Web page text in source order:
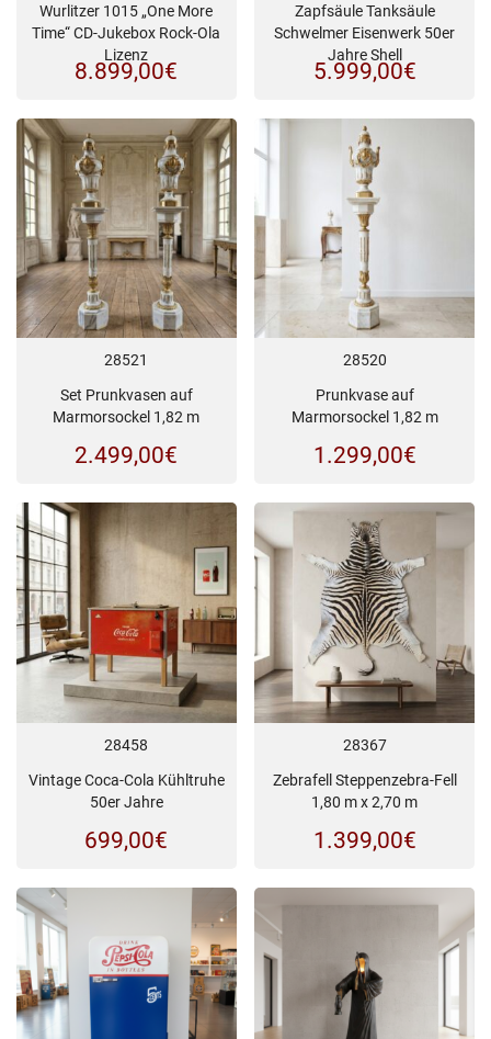
Wurlitzer 1015 „One More
Time“ CD-Jukebox Rock-Ola
Lizenz
8.899,00€
Zapfsäule Tanksäule
Schwelmer Eisenwerk 50er
Jahre Shell
5.999,00€
28521
Set Prunkvasen auf
Marmorsockel 1,82 m
2.499,00€
28520
Prunkvase auf
Marmorsockel 1,82 m
1.299,00€
28458
Vintage Coca-Cola Kühltruhe
50er Jahre
699,00€
28367
Zebrafell Steppenzebra-Fell
1,80 m x 2,70 m
1.399,00€